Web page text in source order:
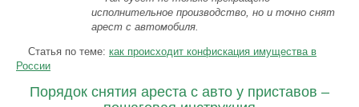
исполнительное производство, но и точно снят
арест с автомобиля.
Статья по теме: как происходит конфискация имущества в
России
Порядок снятия ареста с авто у приставов –